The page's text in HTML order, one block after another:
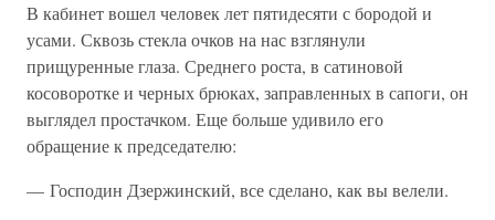
В кабинет вошел человек лет пятидесяти с бородой и
усами. Сквозь стекла очков на нас взглянули
прищуренные глаза. Среднего роста, в сатиновой
косоворотке и черных брюках, заправленных в сапоги, он
выглядел простачком. Еще больше удивило его
обращение к председателю:
— Господин Дзержинский, все сделано, как вы велели.